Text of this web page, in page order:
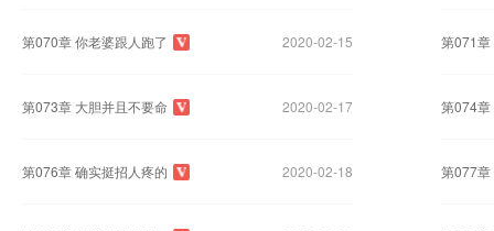
第070章 你老婆跟人跑了 2020-02-15 第071章
第073章 大胆并且不要命 2020-02-17 第074章
第076章 确实挺招人疼的 2020-02-18 第077章